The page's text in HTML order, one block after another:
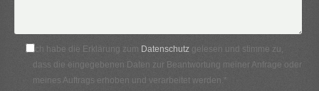
Ich habe die Erklärung zum Datenschutz gelesen und stimme zu,
dass die eingegebenen Daten zur Beantwortung meiner Anfrage oder
meines Auftrags erhoben und verarbeitet werden.*